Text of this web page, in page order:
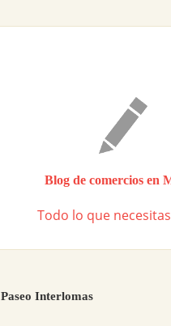
Blog de comercios en
Todo lo que
Paseo Interlomas